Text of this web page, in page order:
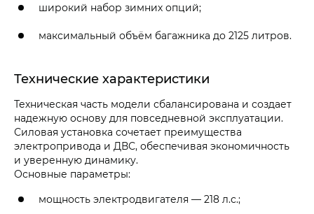
широкий набор зимних опций;
максимальный объём багажника до 2125 литров.
Технические характеристики
Техническая часть модели сбалансирована и создает
надежную основу для повседневной эксплуатации.
Силовая установка сочетает преимущества
электропривода и ДВС, обеспечивая экономичность
и уверенную динамику.
Основные параметры:
мощность электродвигателя — 218 л.с.;